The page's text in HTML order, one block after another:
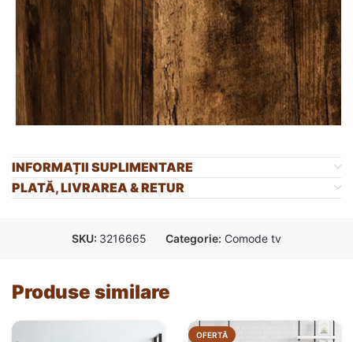
INFORMAȚII SUPLIMENTARE
PLATĂ, LIVRAREA & RETUR
SKU: 3216665 Categorie: Comode tv
Produse similare
OFERTĂ